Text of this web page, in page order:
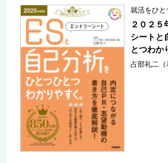
就活をひと
２０２
シートと
とつわか
占部礼二（